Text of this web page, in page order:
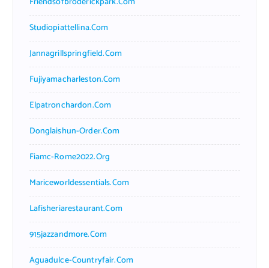
Studiopiattellina.com
Jannagrillspringfield.com
Fujiyamacharleston.com
Elpatronchardon.com
Donglaishun-Order.com
Fiamc-Rome2022.org
Mariceworldessentials.com
Lafisheriarestaurant.com
915jazzandmore.com
Aguadulce-Countryfair.com